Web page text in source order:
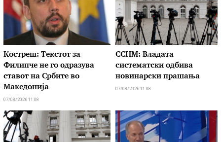
Костреш: Текстот за
Филипче не го одразува
ставот на Србите во
Македонија
07/08/2026 11:08
ССНМ: Владата
систематски одбива
новинарски прашања
07/08/2026 11:08